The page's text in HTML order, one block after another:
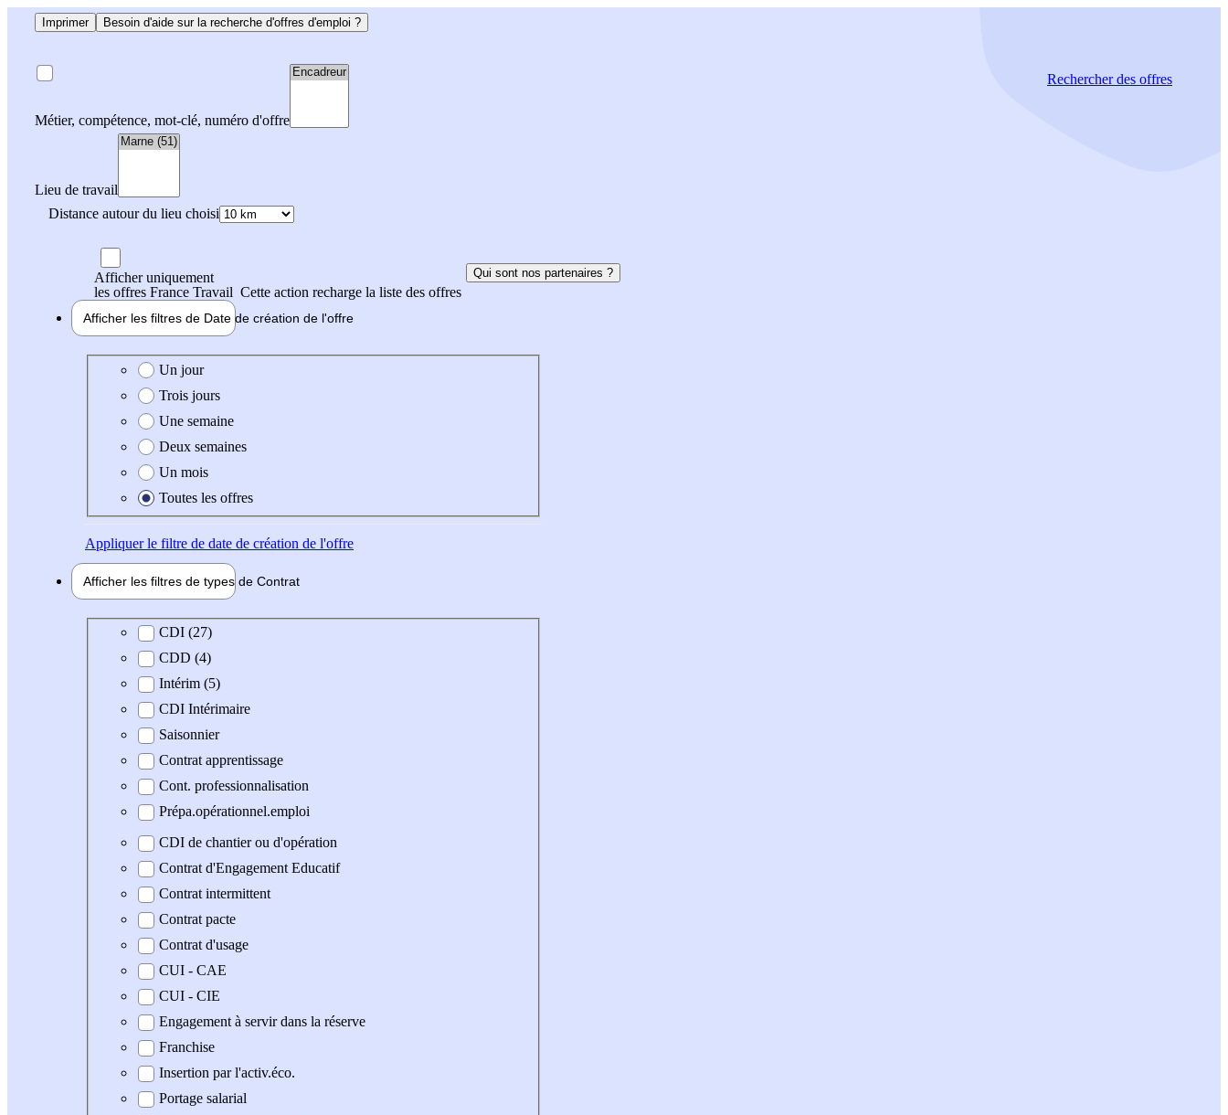
Imprimer Besoin d'aide sur la recherche d'offres d'emploi ?
Métier, compétence, mot-clé, numéro d'offre
Lieu de travail
Distance autour du lieu choisi
Rechercherdes offres
Afficher uniquement
les offres France Travail Cette action recharge la liste des offres
Qui sont nos partenaires ?
Afficher les filtres de Date de création de l'offre
Date de création de l'offre
Un jour
Trois jours
Une semaine
Deux semaines
Un mois
Toutes les offres
Appliquerle filtre de date de création de l'offre
Afficher les filtres de types de Contrat
Type de contratCDI (27)
CDD (4)
Intérim (5)
CDI Intérimaire
Saisonnier
Contrat apprentissage
Cont. professionnalisation
Prépa.opérationnel.emploi
CDI de chantier ou d'opération
Contrat d'Engagement Educatif
Contrat intermittent
Contrat pacte
Contrat d'usage
CUI - CAE
CUI - CIE
Engagement à servir dans la réserve
Franchise
Insertion par l'activ.éco.
Portage salarial